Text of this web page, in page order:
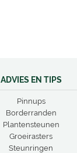
ADVIES EN TIPS
Pinnups
Borderranden
Plantensteunen
Groeirasters
Steunringen